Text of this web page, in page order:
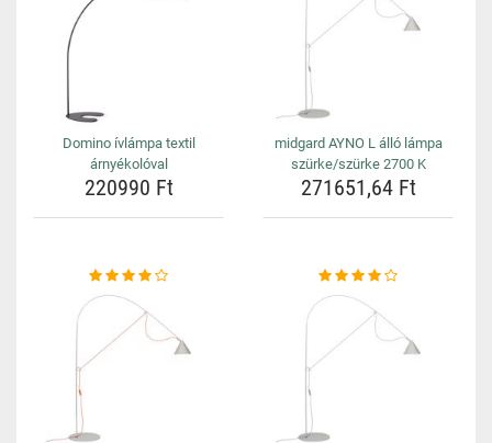
Domino ívlámpa textil
árnyékolóval
220990 Ft
midgard AYNO L álló lámpa
szürke/szürke 2700 K
271651,64 Ft